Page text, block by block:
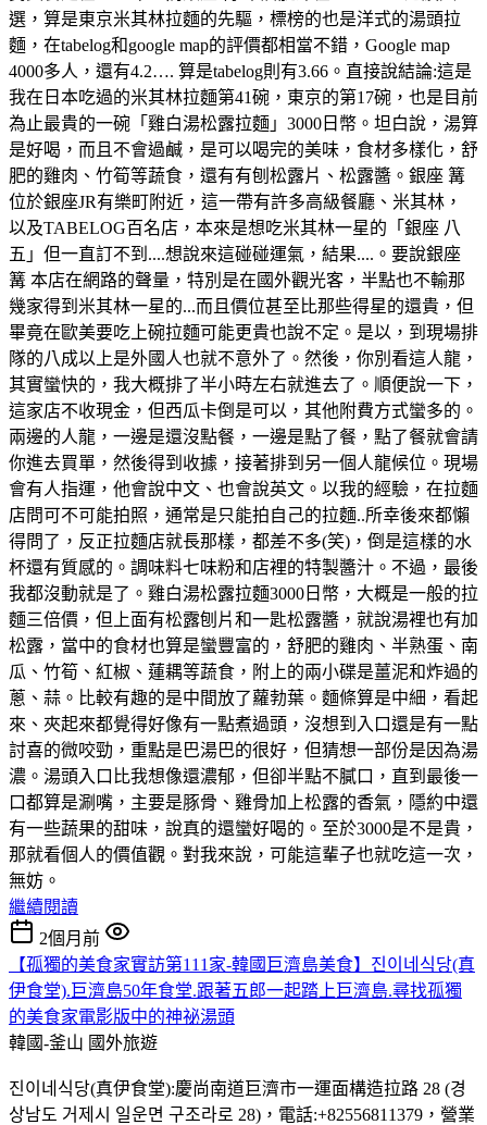
選，算是東京米其林拉麵的先驅，標榜的也是洋式的湯頭拉
麵，在tabelog和google map的評價都相當不錯，Google map
4000多人，還有4.2…. 算是tabelog則有3.66。直接說結論:這是
我在日本吃過的米其林拉麵第41碗，東京的第17碗，也是目前
為止最貴的一碗「雞白湯松露拉麵」3000日幣。坦白說，湯算
是好喝，而且不會過鹹，是可以喝完的美味，食材多樣化，舒
肥的雞肉、竹筍等蔬食，還有有刨松露片、松露醬。銀座 篝
位於銀座JR有樂町附近，這一帶有許多高級餐廳、米其林，
以及TABELOG百名店，本來是想吃米其林一星的「銀座 八
五」但一直訂不到....想說來這碰碰運氣，結果....。要說銀座
篝 本店在網路的聲量，特別是在國外觀光客，半點也不輸那
幾家得到米其林一星的...而且價位甚至比那些得星的還貴，但
畢竟在歐美要吃上碗拉麵可能更貴也說不定。是以，到現場排
隊的八成以上是外國人也就不意外了。然後，你別看這人龍，
其實蠻快的，我大概排了半小時左右就進去了。順便說一下，
這家店不收現金，但西瓜卡倒是可以，其他附費方式蠻多的。
兩邊的人龍，一邊是還沒點餐，一邊是點了餐，點了餐就會請
你進去買單，然後得到收據，接著排到另一個人龍候位。現場
會有人指運，他會說中文、也會說英文。以我的經驗，在拉麵
店問可不可能拍照，通常是只能拍自己的拉麵..所幸後來都懶
得問了，反正拉麵店就長那樣，都差不多(笑)，倒是這樣的水
杯還有質感的。調味料七味粉和店裡的特製醬汁。不過，最後
我都沒動就是了。雞白湯松露拉麵3000日幣，大概是一般的拉
麵三倍價，但上面有松露刨片和一匙松露醬，就說湯裡也有加
松露，當中的食材也算是蠻豐富的，舒肥的雞肉、半熟蛋、南
瓜、竹筍、紅椒、蓮耦等蔬食，附上的兩小碟是薑泥和炸過的
蔥、蒜。比較有趣的是中間放了蘿勃葉。麵條算是中細，看起
來、夾起來都覺得好像有一點煮過頭，沒想到入口還是有一點
討喜的微咬勁，重點是巴湯巴的很好，但猜想一部份是因為湯
濃。湯頭入口比我想像還濃郁，但卻半點不膩口，直到最後一
口都算是涮嘴，主要是豚骨、雞骨加上松露的香氣，隱約中還
有一些蔬果的甜味，說真的還蠻好喝的。至於3000是不是貴，
那就看個人的價值觀。對我來說，可能這輩子也就吃這一次，
無妨。
繼續閱讀
2個月前
【孤獨的美食家實訪第111家-韓國巨濟島美食】진이네식당(真
伊食堂).巨濟島50年食堂.跟著五郎一起踏上巨濟島.尋找孤獨
的美食家電影版中的神祕湯頭
韓國-釜山 國外旅遊
진이네식당(真伊食堂):慶尚南道巨濟市一運面構造拉路 28 (경
상남도 거제시 일운면 구조라로 28)，電話:+82556811379，營業